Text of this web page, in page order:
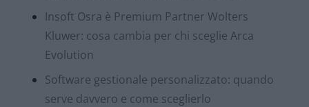
Insoft Osra è Premium Partner Wolters
Kluwer: cosa cambia per chi sceglie Arca
Evolution
Software gestionale personalizzato: quando
serve davvero e come sceglierlo